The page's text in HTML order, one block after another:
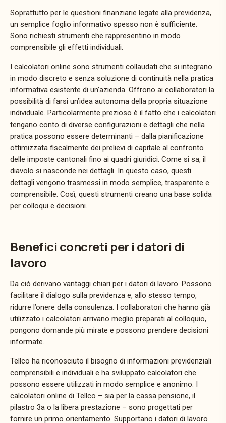
Soprattutto per le questioni finanziarie legate alla previdenza,
un semplice foglio informativo spesso non è sufficiente.
Sono richiesti strumenti che rappresentino in modo
comprensibile gli effetti individuali.
I calcolatori online sono strumenti collaudati che si integrano
in modo discreto e senza soluzione di continuità nella pratica
informativa esistente di un’azienda. Offrono ai collaboratori la
possibilità di farsi un’idea autonoma della propria situazione
individuale. Particolarmente prezioso è il fatto che i calcolatori
tengano conto di diverse configurazioni e dettagli che nella
pratica possono essere determinanti – dalla pianificazione
ottimizzata fiscalmente dei prelievi di capitale al confronto
delle imposte cantonali fino ai quadri giuridici. Come si sa, il
diavolo si nasconde nei dettagli. In questo caso, questi
dettagli vengono trasmessi in modo semplice, trasparente e
comprensibile. Così, questi strumenti creano una base solida
per colloqui e decisioni.
Benefici concreti per i datori di
lavoro
Da ciò derivano vantaggi chiari per i datori di lavoro. Possono
facilitare il dialogo sulla previdenza e, allo stesso tempo,
ridurre l’onere della consulenza. I collaboratori che hanno già
utilizzato i calcolatori arrivano meglio preparati al colloquio,
pongono domande più mirate e possono prendere decisioni
informate.
Tellco ha riconosciuto il bisogno di informazioni previdenziali
comprensibili e individuali e ha sviluppato calcolatori che
possono essere utilizzati in modo semplice e anonimo. I
calcolatori online di Tellco – sia per la cassa pensione, il
pilastro 3a o la libera prestazione – sono progettati per
fornire un primo orientamento. Supportano i datori di lavoro